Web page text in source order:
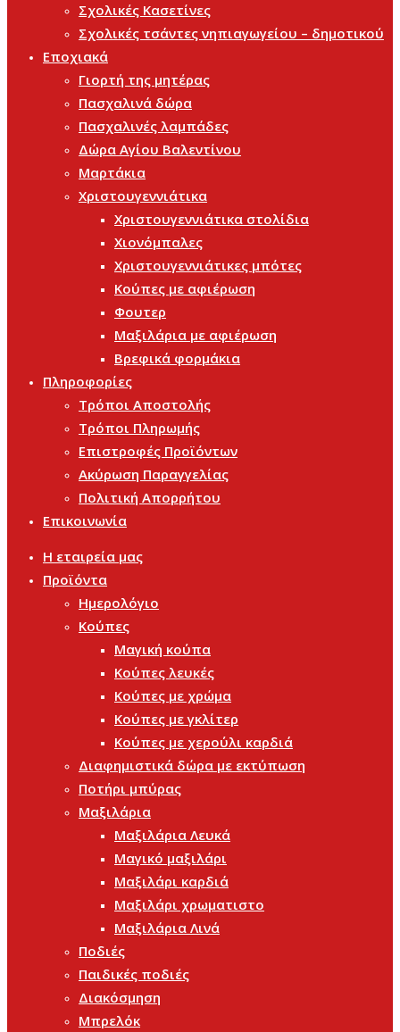
Σχολικές Κασετίνες
Σχολικές τσάντες νηπιαγωγείου – δημοτικού
Εποχιακά
Γιορτή της μητέρας
Πασχαλινά δώρα
Πασχαλινές λαμπάδες
Δώρα Αγίου Βαλεντίνου
Μαρτάκια
Χριστουγεννιάτικα
Χριστουγεννιάτικα στολίδια
Χιονόμπαλες
Χριστουγεννιάτικες μπότες
Κούπες με αφιέρωση
Φουτερ
Μαξιλάρια με αφιέρωση
Βρεφικά φορμάκια
Πληροφορίες
Τρόποι Αποστολής
Τρόποι Πληρωμής
Επιστροφές Προϊόντων
Ακύρωση Παραγγελίας
Πολιτική Απορρήτου
Επικοινωνία
Η εταιρεία μας
Προϊόντα
Ημερολόγιο
Κούπες
Μαγική κούπα
Κούπες λευκές
Κούπες με χρώμα
Κούπες με γκλίτερ
Κούπες με χερούλι καρδιά
Διαφημιστικά δώρα με εκτύπωση
Ποτήρι μπύρας
Μαξιλάρια
Μαξιλάρια Λευκά
Μαγικό μαξιλάρι
Μαξιλάρι καρδιά
Μαξιλάρι χρωματιστο
Μαξιλάρια Λινά
Ποδιές
Παιδικές ποδιές
Διακόσμηση
Μπρελόκ